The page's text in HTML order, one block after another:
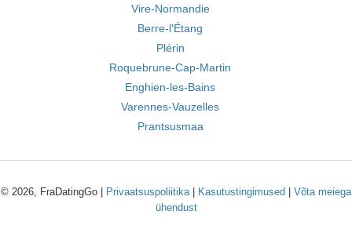
Vire-Normandie
Berre-l'Étang
Plérin
Roquebrune-Cap-Martin
Enghien-les-Bains
Varennes-Vauzelles
Prantsusmaa
© 2026, FraDatingGo | Privaatsuspoliitika| Kasutustingimused
Võta meiega
ühendust